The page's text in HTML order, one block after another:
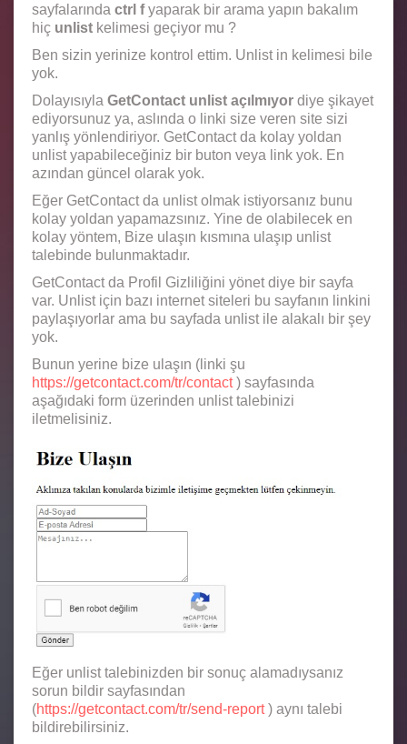
sayfalarında ctrl fyaparak bir arama yapın bakalım
hiç unlist kelimesi geçiyor mu ?
Ben sizin yerinize kontrol ettim. Unlist in kelimesi bile
yok.
Dolayısıyla GetContact unlist açılmıyor diye şikayet
ediyorsunuz ya, aslında o linki size veren site sizi
yanlış yönlendiriyor. GetContact da kolay yoldan
unlist yapabileceğiniz bir buton veya link yok. En
azından güncel olarak yok.
Eğer GetContact da unlist olmak istiyorsanız bunu
kolay yoldan yapamazsınız. Yine de olabilecek en
kolay yöntem, Bize ulaşın kısmına ulaşıp unlist
talebinde bulunmaktadır.
GetContact da Profil Gizliliğini yönet diye bir sayfa
var. Unlist için bazı internet siteleri bu sayfanın linkini
paylaşıyorlar ama bu sayfada unlist ile alakalı bir şey
yok.
Bunun yerine bize ulaşın (linki şu
https://getcontact.com/tr/contact) sayfasında
aşağıdaki form üzerinden unlist talebinizi
iletmelisiniz.
Eğer unlist talebinizden bir sonuç alamadıysanız
sorun bildir sayfasından
(https://getcontact.com/tr/send-report) aynı talebi
bildirebilirsiniz.